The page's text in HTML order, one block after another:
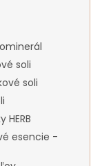
soli
soli
HERB
esencie -